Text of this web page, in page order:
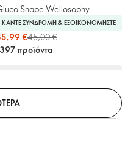
Shape Wellosophy
ΚΆΝΤΕ ΣΥΝΔΡΟΜΉ & ΕΞΟΙΚΟΝΟΜΉΣΤΕ
€45,00 €
προϊόντα